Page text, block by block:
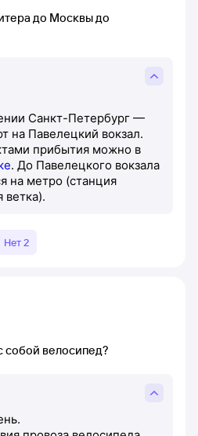
до Москвы до
Санкт-Петербург —
на Павелецкий вокзал.
прибытия можно в
. До Павелецкого вокзала
на метро (станция
ветка).
Нет 2
собой велосипед?